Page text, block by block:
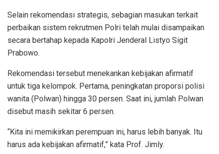
Selain rekomendasi strategis, sebagian masukan terkait
perbaikan sistem rekrutmen Polri telah mulai disampaikan
secara bertahap kepada Kapolri Jenderal Listyo Sigit
Prabowo.
Rekomendasi tersebut menekankan kebijakan afirmatif
untuk tiga kelompok. Pertama, peningkatan proporsi polisi
wanita (Polwan) hingga 30 persen. Saat ini, jumlah Polwan
disebut masih sekitar 6 persen.
“Kita ini memikirkan perempuan ini, harus lebih banyak. Itu
harus ada kebijakan afirmatif,” kata Prof. Jimly.